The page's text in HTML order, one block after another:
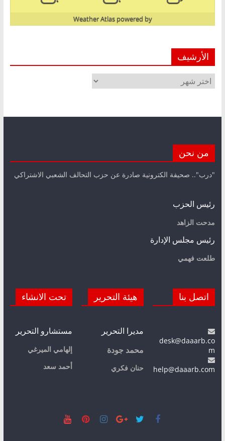
powered by
Weather Atlas
الأرشيف
الأرشيف
من نحن
"درب".. صحيفة الكترونية صادرة عن حزب التحالف الشعبي الاشتراكي
رئيس الحزب
مدحت الزاهد
رئيس مجلس الإدارة
طلعت فهمي
اتصل بنا
desk@daaarb.co
m
help@daaarb.com
هيئة التحرير
مديرا التحرير
محمد جودة
حنان فكري
تحت الانشاء
مستشارو التحرير
إلهامي الميرغي
أحمد سعد